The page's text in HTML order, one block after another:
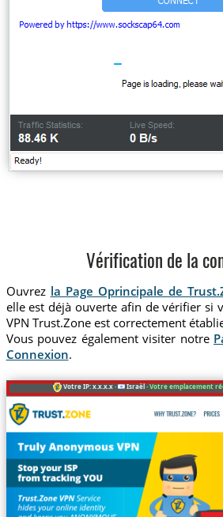
Vérification de la
Ouvrez la Page Oprincipale de
elle est déjà ouverte afin de vérifier si
VPN Trust.Zone est correctement
Vous pouvez également visiter notre
Connexion.
Votre IP: x.x.x.x · Israël ·Votre emplacement